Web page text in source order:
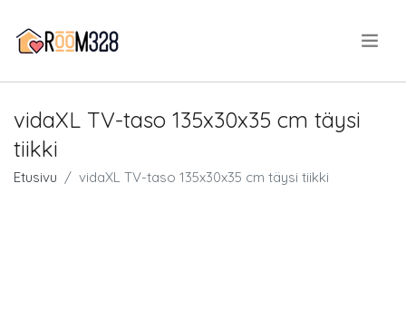
vidaXL TV-taso 135x30x35 cm täysi
tiikki
Etusivu vidaXL TV-taso 135x30x35 cm täysi tiikki